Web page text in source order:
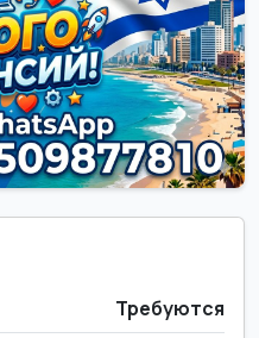
Требуются